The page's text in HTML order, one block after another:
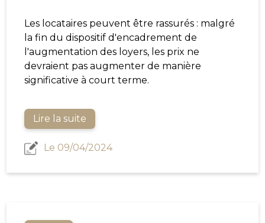
Les locataires peuvent être rassurés : malgré
la fin du dispositif d'encadrement de
l'augmentation des loyers, les prix ne
devraient pas augmenter de manière
significative à court terme.
Lire la suite
Le 09/04/2024